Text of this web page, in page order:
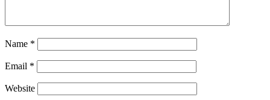
Name *
Email *
Website